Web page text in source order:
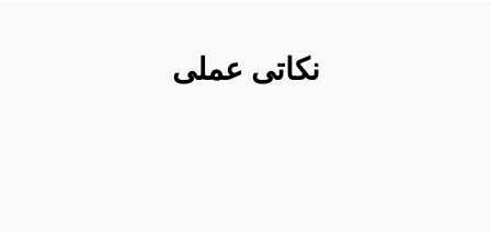
نکاتی عملی